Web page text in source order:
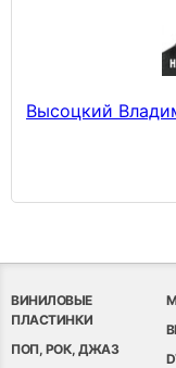
Высоцкий
ВИНИЛОВЫЕ
ПЛАСТИНКИ
ПОП, РОК, ДЖАЗ